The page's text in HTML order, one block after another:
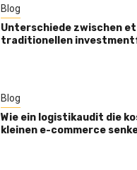
Blog
Unterschiede zwischen
traditionellen
Blog
Wie ein logistikaudit die
kleinen e-commerce